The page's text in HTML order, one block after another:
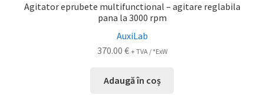
Agitator eprubete multifunctional – agitare reglabila
pana la 3000 rpm
AuxiLab
370.00 € + TVA / *ExW
Adaugă în coș